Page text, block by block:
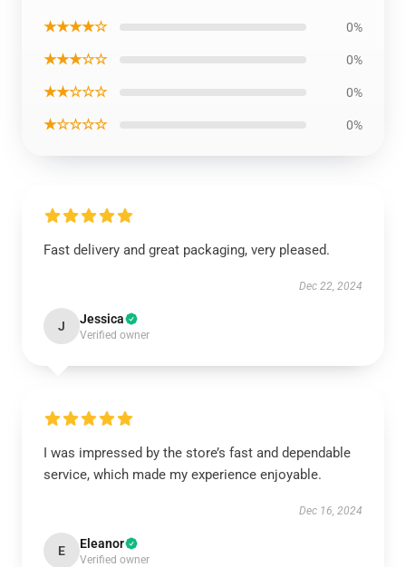
★★★★☆ 0%
★★★☆☆ 0%
★★☆☆☆ 0%
★☆☆☆☆ 0%
Fast delivery and great packaging, very pleased.
Dec 22, 2024
J Jessica
Verified owner
I was impressed by the store’s fast and dependable
service, which made my experience enjoyable.
Dec 16, 2024
E Eleanor
Verified owner